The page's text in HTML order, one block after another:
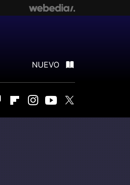
NUEVO
Twitch FlipboardInstagram
Youtube